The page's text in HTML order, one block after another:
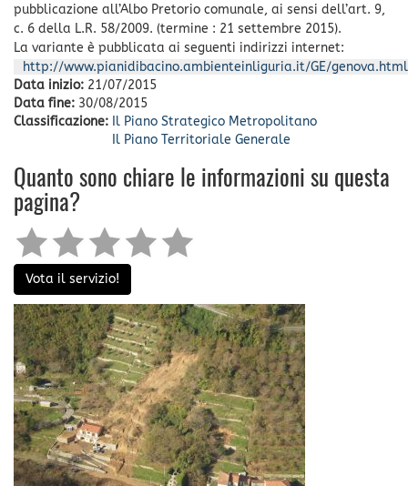
pubblicazione all’Albo Pretorio comunale, ai sensi dell’art. 9,
c. 6 della L.R. 58/2009. (termine : 21 settembre 2015).
La variante è pubblicata ai seguenti indirizzi internet:
http://www.pianidibacino.ambienteinliguria.it/GE/genova.html
Data inizio: 21/07/2015
Data fine: 30/08/2015
Classificazione: Il Piano Strategico Metropolitano
Il Piano Territoriale Generale
Quanto sono chiare le informazioni su questa
pagina?
Vota il servizio!